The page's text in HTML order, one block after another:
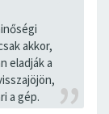
akkor,
eladják a
a gép.